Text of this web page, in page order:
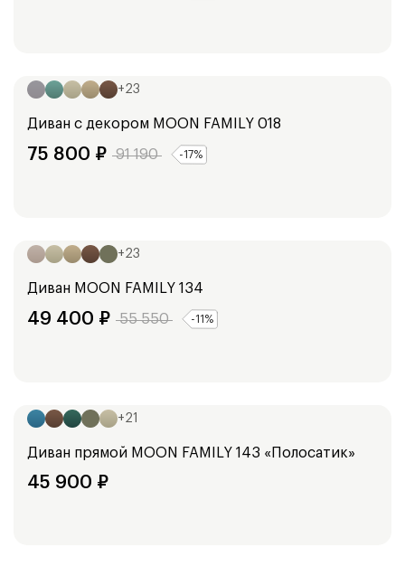
+23
Диван с декором MOON FAMILY 018
75 800 ₽ 91 190 -17%
+23
Диван MOON FAMILY 134
49 400 ₽ 55 550 -11 %
+21
Диван прямой MOON FAMILY 143 «Полосатик»
45 900 ₽